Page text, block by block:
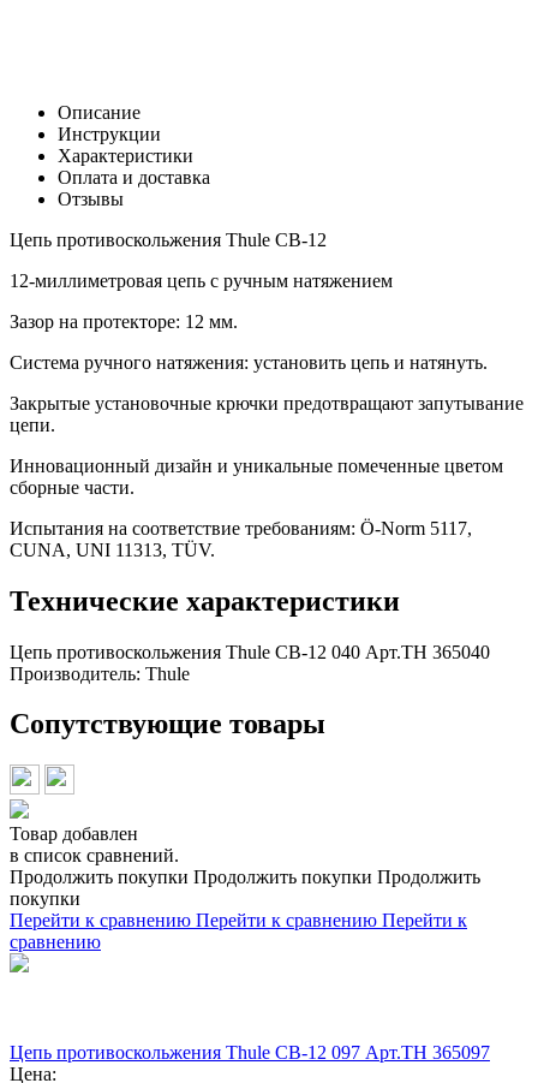
Описание
Инструкции
Характеристики
Оплата и доставка
Отзывы
Цепь противоскольжения Thule CB-12
12-миллиметровая цепь с ручным натяжением
Зазор на протекторе: 12 мм.
Система ручного натяжения: установить цепь и натянуть.
Закрытые установочные крючки предотвращают запутывание
цепи.
Инновационный дизайн и уникальные помеченные цветом
сборные части.
Испытания на соответствие требованиям: Ö-Norm 5117,
CUNA, UNI 11313, TÜV.
Технические характеристики
Цепь противоскольжения Thule CB-12 040 Арт.TH 365040
Производитель: Thule
Сопутствующие товары
Товар добавлен
в список сравнений.
Продолжить покупки Продолжить покупки Продолжить
покупки
Перейти к сравнению Перейти к сравнению Перейти к
сравнению
Цепь противоскольжения Thule CB-12 097 Арт.TH 365097
Цена: